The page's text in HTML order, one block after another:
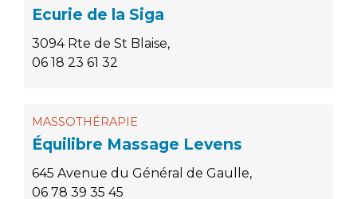
Ecurie de la Siga
3094 Rte de St Blaise,
06 18 23 61 32
MASSOTHÉRAPIE
Équilibre Massage Levens
645 Avenue du Général de Gaulle,
06 78 39 35 45